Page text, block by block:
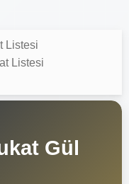
Listesi
Listesi
Gül